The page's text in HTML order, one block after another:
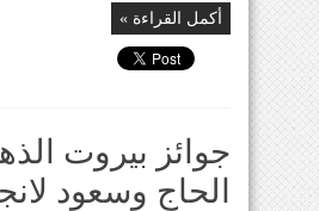
أكمل القراءة »
جوائز بيروت
الحاج وسعود